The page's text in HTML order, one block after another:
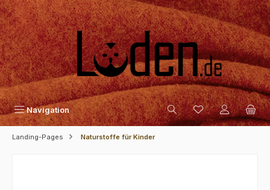
Zum Hauptinhalt springen
Navigation
Landing-Pages Naturstoffe für Kinder